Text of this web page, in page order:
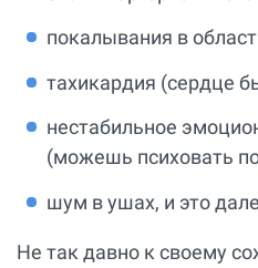
покалывания в
тахикардия (сердце
нестабильное
(можешь психовать
шум в ушах, и это
Не так давно к своему